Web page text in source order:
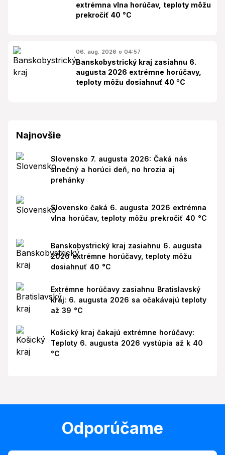
extrémna vlna horúčav, teploty môžu
prekročiť 40 °C
06. aug. 2026 o 04:57
Banskobystrický kraj zasiahnu 6.
augusta 2026 extrémne horúčavy,
teploty môžu dosiahnuť 40 °C
Najnovšie
Slovensko 7. augusta 2026: Čaká nás
slnečný a horúci deň, no hrozia aj
prehánky
Slovensko čaká 6. augusta 2026 extrémna
vlna horúčav, teploty môžu prekročiť 40 °C
Banskobystrický kraj zasiahnu 6. augusta
2026 extrémne horúčavy, teploty môžu
dosiahnuť 40 °C
Extrémne horúčavy zasiahnu Bratislavský
kraj: 6. augusta 2026 sa očakávajú teploty
až 39 °C
Košický kraj čakajú extrémne horúčavy:
Teploty 6. augusta 2026 vystúpia až k 40
°C
Odporúčame